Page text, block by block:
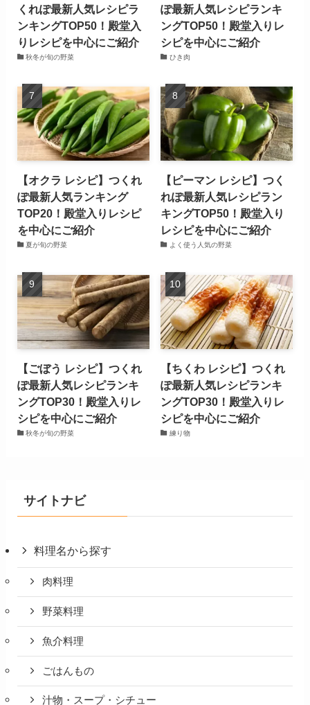
くれぽ最新人気レシピラ
ンキングTOP50！殿堂入
りレシピを中心にご紹介
秋冬が旬の野菜
ぽ最新人気レシピランキ
ングTOP50！殿堂入りレ
シピを中心にご紹介
ひき肉
【オクラ レシピ】つくれ
ぽ最新人気ランキング
TOP20！殿堂入りレシピ
を中心にご紹介
夏が旬の野菜
【ピーマン レシピ】つく
れぽ最新人気レシピラン
キングTOP50！殿堂入り
レシピを中心にご紹介
よく使う人気の野菜
【ごぼう レシピ】つくれ
ぽ最新人気レシピランキ
ングTOP30！殿堂入りレ
シピを中心にご紹介
秋冬が旬の野菜
【ちくわ レシピ】つくれ
ぽ最新人気レシピランキ
ングTOP30！殿堂入りレ
シピを中心にご紹介
練り物
サイトナビ
料理名から探す
肉料理
野菜料理
魚介料理
ごはんもの
汁物・スープ・シチュー